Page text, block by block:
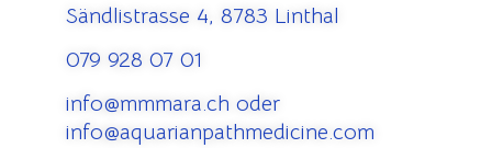
Sändlistrasse 4, 8783 Linthal
079 928 07 01
info@mmmara.ch oder
info@aquarianpathmedicine.com